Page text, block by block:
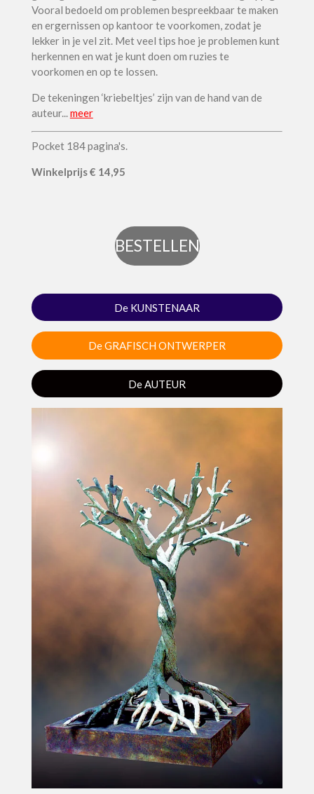
Vooral bedoeld om problemen bespreekbaar te maken
en ergernissen op kantoor te voorkomen, zodat je
lekker in je vel zit. Met veel tips hoe je problemen kunt
herkennen en wat je kunt doen om ruzies te
voorkomen en op te lossen.
De tekeningen ‘kriebeltjes’ zijn van de hand van de
auteur...meer
Pocket 184 pagina's.
Winkelprijs€ 14,95
BESTELLEN
De KUNSTENAAR
De GRAFISCH ONTWERPER
De AUTEUR